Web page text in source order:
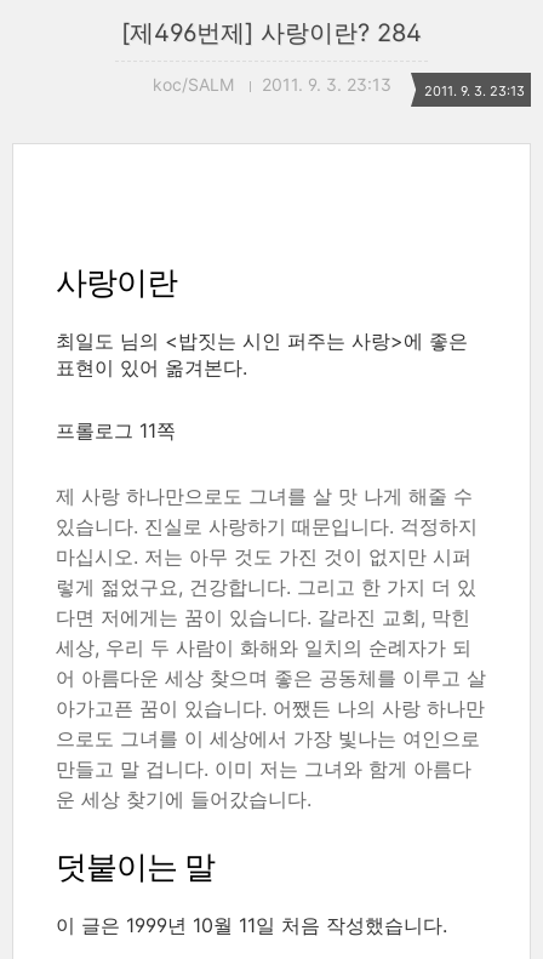
[제496번제] 사랑이란? 284
koc/SALM 2011. 9. 3. 23:13 2011. 9. 3. 23:13
사랑이란
최일도 님의 <밥짓는 시인 퍼주는 사랑>에 좋은
표현이 있어 옮겨본다.
프롤로그 11쪽
제 사랑 하나만으로도 그녀를 살 맛 나게 해줄 수
있습니다. 진실로 사랑하기 때문입니다. 걱정하지
마십시오. 저는 아무 것도 가진 것이 없지만 시퍼
렇게 젊었구요, 건강합니다. 그리고 한 가지 더 있
다면 저에게는 꿈이 있습니다. 갈라진 교회, 막힌
세상, 우리 두 사람이 화해와 일치의 순례자가 되
어 아름다운 세상 찾으며 좋은 공동체를 이루고 살
아가고픈 꿈이 있습니다. 어쨌든 나의 사랑 하나만
으로도 그녀를 이 세상에서 가장 빛나는 여인으로
만들고 말 겁니다. 이미 저는 그녀와 함게 아름다
운 세상 찾기에 들어갔습니다.
덧붙이는 말
이 글은 1999년 10월 11일 처음 작성했습니다.